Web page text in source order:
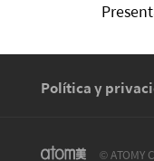
Política y
© ATOMY